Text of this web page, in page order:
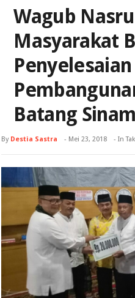
Wagub
Masyarakat
Batang
By Destia Sastra - Mei 23, 2018 - In